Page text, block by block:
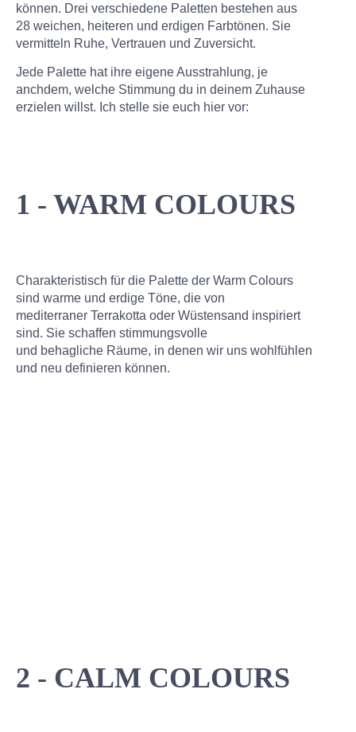
können. Drei verschiedene Paletten bestehen aus
28 weichen, heiteren und erdigen Farbtönen. Sie
vermitteln Ruhe, Vertrauen und Zuversicht.
Jede Palette hat ihre eigene Ausstrahlung, je
anchdem, welche Stimmung du in deinem Zuhause
erzielen willst. Ich stelle sie euch hier vor:
1 - WARM COLOURS
Charakteristisch für die Palette der Warm Colours
sind warme und erdige Töne, die von
mediterraner Terrakotta oder Wüstensand inspiriert
sind. Sie schaffen stimmungsvolle
und behagliche Räume, in denen wir uns wohlfühlen
und neu definieren können.
2 - CALM COLOURS